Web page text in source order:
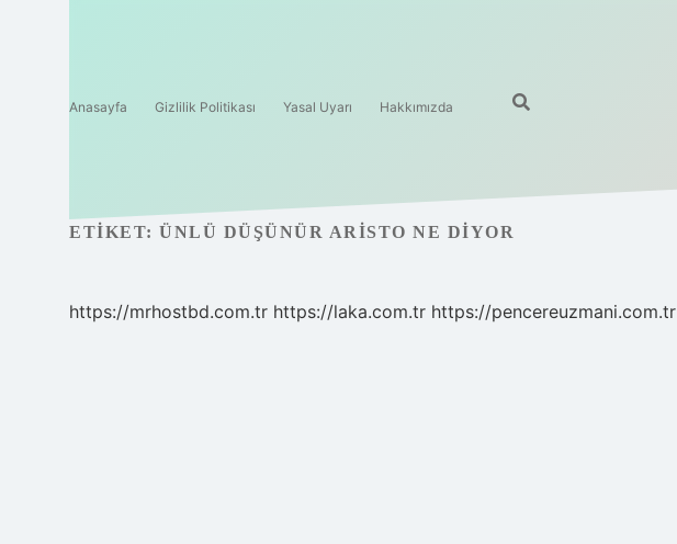
Anasayfa Gizlilik Politikası Yasal Uyarı Hakkımızda
ETIKET: ÜNLÜ DÜŞÜNÜR ARISTO NE DIYOR
https://mrhostbd.com.tr https://laka.com.tr https://pencereuzmani.com.tr